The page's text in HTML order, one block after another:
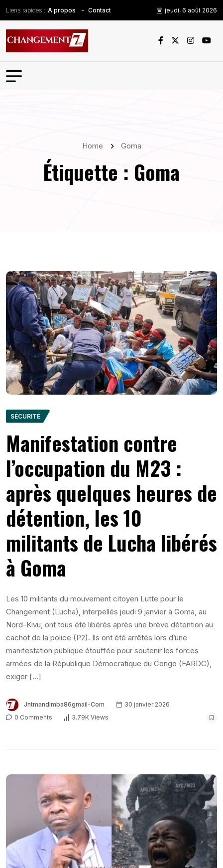
Liens rapides : A propos Contact jeudi, 6 août 2026
Home Goma
Étiquette : Goma
SÉCURITÉ
Manifestation contre
l’occupation du M23 :
après quelques heures de
détention, les 10
militants de Lucha libérés
à Goma
Les 10 militants du mouvement citoyen Lutte pour le
Changement (Lucha), interpellés jeudi 9 janvier à Goma, au
Nord-Kivu, ont tous été libérés après une brève détention au
cachot de la police (P2). Ils ont été arrêtés lors d’une
manifestation publique étouffée pour soutenir les forces
armées de la République Démocratique du Congo (FARDC),
exiger […]
Jntmandimba86gmail-Com
30 janvier 2026
0 Comments
3.79K Views